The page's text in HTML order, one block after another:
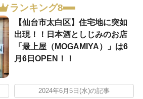
ランキング8
【仙台市太白区】住宅地に突如
出現！！日本酒としじみのお店
「最上屋（MOGAMIYA）」は6
月6日OPEN！！
2024年6月5日(水)の記事